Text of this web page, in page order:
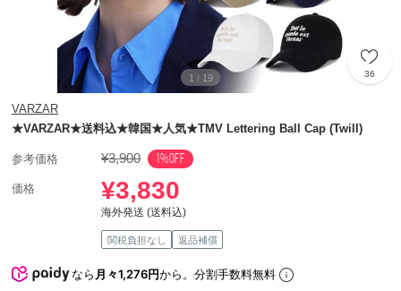
1 / 19 36
VARZAR
★VARZAR★送料込★韓国★人気★TMV Lettering Ball Cap (Twill)
参考価格 ¥3,900 1%OFF
価格 ¥3,830
海外発送 (送料込)
関税負担なし 返品補償
なら月々1,276円から。分割手数料無料